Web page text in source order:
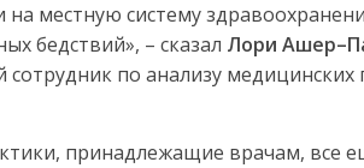
на местную систему
бедствий», – сказал Лори Ашер–
по анализу медицинских
принадлежащие врачам, все